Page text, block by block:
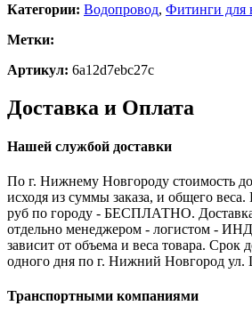
Категории: Водопровод, Фитинги для
Метки:
Артикул: 6a12d7ebc27c
Доставка и Оплата
Нашей службой доставки
По г. Нижнему Новгороду стоимость
исходя из суммы заказа, и общего
руб по городу - БЕСПЛАТНО. Доставка
отдельно менеджером - логистом -
зависит от объема и веса товара. Срок
одного дня по г. Нижний Новгород ул.
Транспортными компаниями